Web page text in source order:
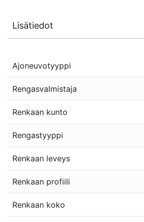
Lisätiedot
Ajoneuvotyyppi
Rengasvalmistaja
Renkaan kunto
Rengastyyppi
Renkaan leveys
Renkaan profiili
Renkaan koko